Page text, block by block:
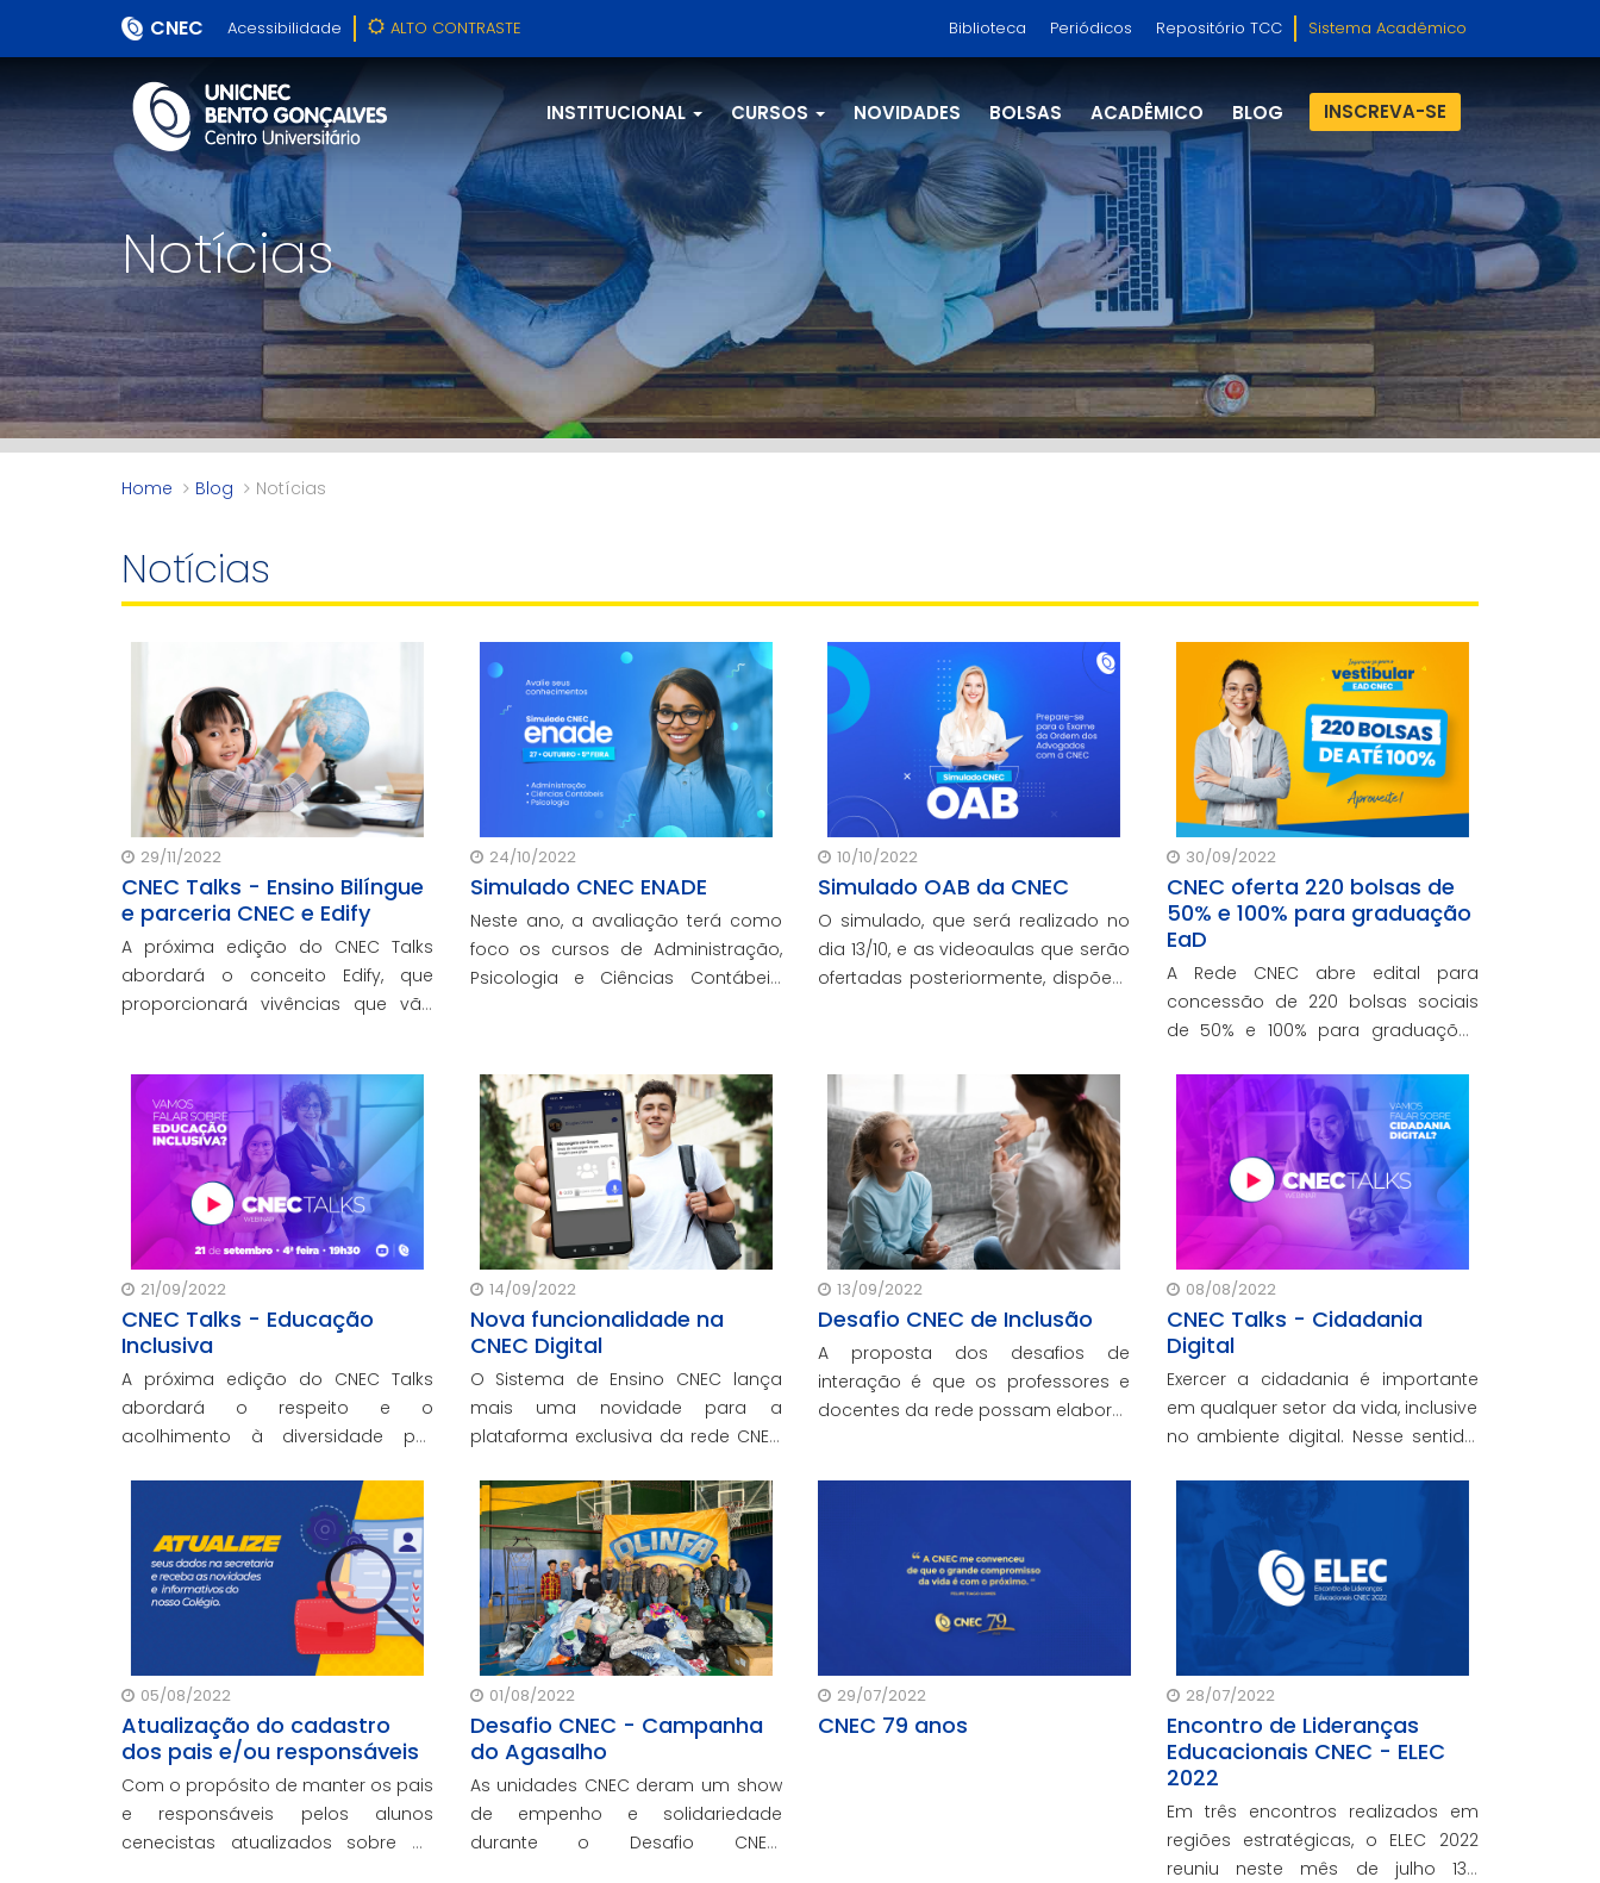
CNEC Acessibilidade ALTO CONTRASTE Biblioteca Periódicos Repositório TCC Sistema Acadêmico
INSTITUCIONAL CURSOS NOVIDADES BOLSAS ACADÊMICO BLOG INSCREVA-SE
Notícias
Home Blog Notícias
Notícias
29/11/2022
CNEC Talks - Ensino Bilíngue
e parceria CNEC e Edify
A próxima edição do CNEC Talks
abordará o conceito Edify, que
proporcionará vivências que vão
cenecistas.
24/10/2022
Simulado CNEC ENADE
Neste ano, a avaliação terá como
foco os cursos de Administração,
Psicologia e Ciências Contábeis,
10/10/2022
Simulado OAB da CNEC
O simulado, que será realizado no
dia 13/10, e as videoaulas que serão
ofertadas posteriormente, dispõem
para a primeira fase do 36º Exame
de Ordem da OAB.
30/09/2022
CNEC oferta 220 bolsas de
50% e 100% para graduação
EaD
A Rede CNEC abre edital para
concessão de 220 bolsas sociais
de 50% e 100% para graduações
ou Ciências Contábeis. Não perca
essa oportunidade, as inscrições
ocorrerão até 11 de outubro.
21/09/2022
CNEC Talks - Educação
Inclusiva
A próxima edição do CNEC Talks
abordará o respeito e o
acolhimento à diversidade por
tratando de condições necessárias
para que tanto os alunos quanto
suas famílias sintam-se bem
dentro das unidades de educação
cenecistas
14/09/2022
Nova funcionalidade na
CNEC Digital
O Sistema de Ensino CNEC lança
mais uma novidade para a
plataforma exclusiva da rede CNEC
professores e responsáveis.
13/09/2022
Desafio CNEC de Inclusão
A proposta dos desafios de
interação é que os professores e
docentes da rede possam elaborar
08/08/2022
CNEC Talks - Cidadania
Digital
Exercer a cidadania é importante
em qualquer setor da vida, inclusive
no ambiente digital. Nesse sentido,
traz esse tema, que também foi
trabalhado durante todo o ano nas
unidades de Educação básica da
rede por meio
05/08/2022
Atualização do cadastro
dos pais e/ou responsáveis
Com o propósito de manter os pais
e responsáveis pelos alunos
cenecistas atualizados sobre as
01/08/2022
Desafio CNEC - Campanha
do Agasalho
As unidades CNEC deram um show
de empenho e solidariedade
durante o Desafio CNEC,
29/07/2022
CNEC 79 anos
28/07/2022
Encontro de Lideranças
Educacionais CNEC - ELEC
2022
Em três encontros realizados em
regiões estratégicas, o ELEC 2022
reuniu neste mês de julho 135